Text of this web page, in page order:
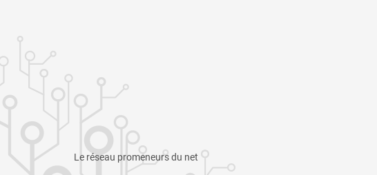
Le réseau promeneurs du net